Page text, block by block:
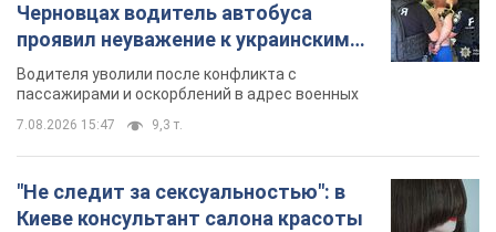
Черновцах водитель автобуса
проявил неуважение к украинским
военным и поплатился за это.
Видео
Водителя уволили после конфликта с
пассажирами и оскорблений в адрес военных
7.08.2026 15:47 9,3 т.
"Не следит за сексуальностью": в
Киеве консультант салона красоты